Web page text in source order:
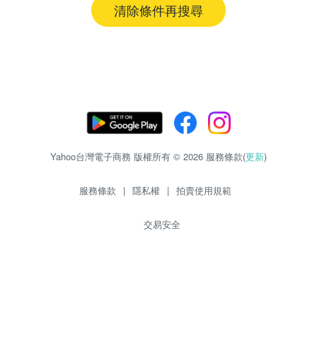
清除條件再搜尋
Yahoo台灣電子商務 版權所有 © 2026 服務條款(更新)
服務條款 | 隱私權 | 拍賣使用規範
交易安全